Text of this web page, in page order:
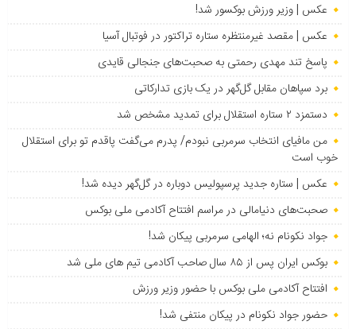
عکس | وزیر ورزش بوکسور شد!
عکس | مقصد غیرمنتظره ستاره تراکتور در فوتبال آسیا
پاسخ تند مهدی رحمتی به صحبت‌های جنجالی قایدی
برد سپاهان مقابل گل‌گهر در یک بازی تدارکاتی
دستمزد ۲ ستاره استقلال برای تمدید مشخص شد
من مافیای انتخاب سرمربی نبودم/ پدرم می‌گفت پاقدم تو برای استقلال
خوب است
عکس | ستاره جدید پرسپولیس دوباره در گل‌گهر دیده شد!
صحبت‌های دنیامالی در مراسم افتتاح آکادمی ملی بوکس
جواد نکونام نه؛ الهامی سرمربی پیکان شد!
بوکس ایران پس از ۸۵ سال صاحب آکادمی تیم های ملی شد
افتتاح آکادمی ملی بوکس با حضور وزیر ورزش
حضور جواد نکونام در پیکان منتفی شد!